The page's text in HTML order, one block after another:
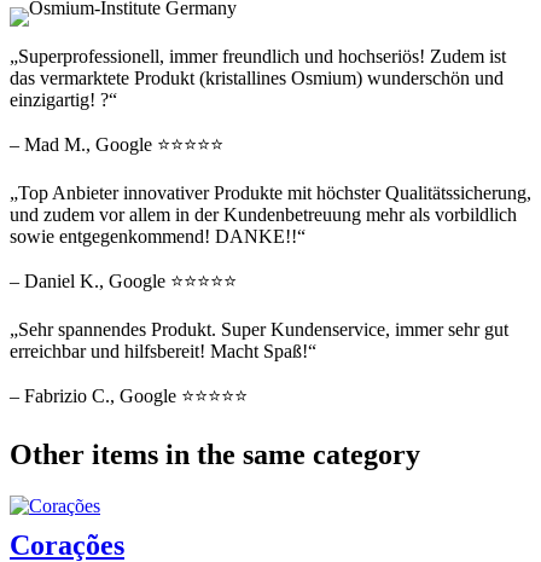
„Superprofessionell, immer freundlich und hochseriös! Zudem ist
das vermarktete Produkt (kristallines Osmium) wunderschön und
einzigartig! ?“
– Mad M., Google ⭐⭐⭐⭐⭐
„Top Anbieter innovativer Produkte mit höchster Qualitätssicherung,
und zudem vor allem in der Kundenbetreuung mehr als vorbildlich
sowie entgegenkommend! DANKE!!“
– Daniel K., Google ⭐⭐⭐⭐⭐
„Sehr spannendes Produkt. Super Kundenservice, immer sehr gut
erreichbar und hilfsbereit! Macht Spaß!“
– Fabrizio C., Google ⭐⭐⭐⭐⭐
Other items in the same category
Corações